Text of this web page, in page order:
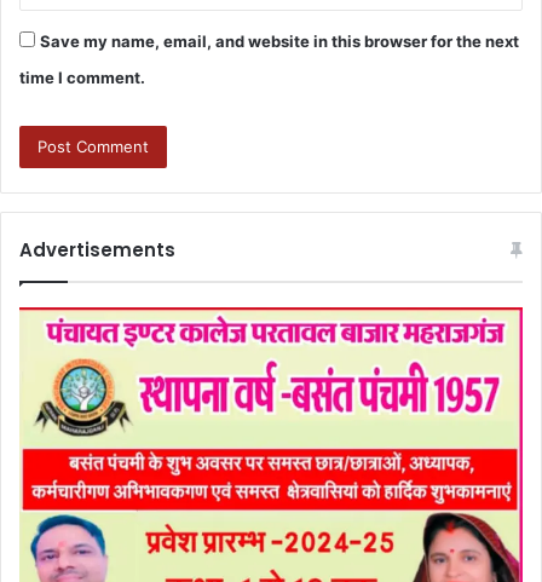
Save my name, email, and website in this browser for the next
time I comment.
Advertisements